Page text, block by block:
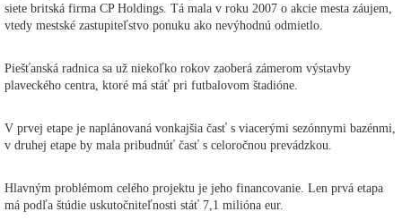
siete britská firma CP Holdings. Tá mala v roku 2007 o akcie mesta záujem,
vtedy mestské zastupiteľstvo ponuku ako nevýhodnú odmietlo.
Piešťanská radnica sa už niekoľko rokov zaoberá zámerom výstavby
plaveckého centra, ktoré má stáť pri futbalovom štadióne.
V prvej etape je naplánovaná vonkajšia časť s viacerými sezónnymi bazénmi,
v druhej etape by mala pribudnúť časť s celoročnou prevádzkou.
Hlavným problémom celého projektu je jeho financovanie. Len prvá etapa
má podľa štúdie uskutočniteľnosti stáť 7,1 milióna eur.